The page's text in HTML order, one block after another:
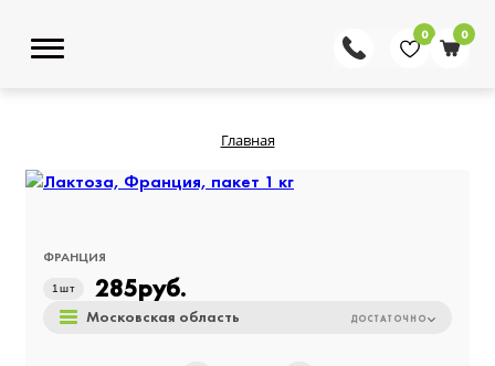
0 0
Главная
ФРАНЦИЯ
1 шт 285руб.
Московская область ДОСТАТОЧНО